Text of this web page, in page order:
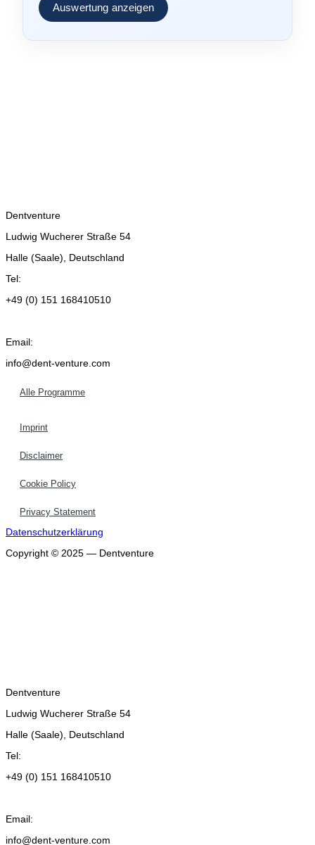
Auswertung anzeigen
Dentventure
Ludwig Wucherer Straße 54
Halle (Saale), Deutschland
Tel:
+49 (0) 151 168410510
Email:
info@dent-venture.com
Alle Programme
Imprint
Disclaimer
Cookie Policy
Privacy Statement
Datenschutzerklärung
Copyright © 2025 — Dentventure
Dentventure
Ludwig Wucherer Straße 54
Halle (Saale), Deutschland
Tel:
+49 (0) 151 168410510
Email:
info@dent-venture.com